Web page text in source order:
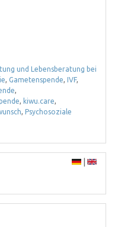
und Lebensberatung bei
, Gametenspende, IVF,
,
, kiwu.care,
, Psychosoziale